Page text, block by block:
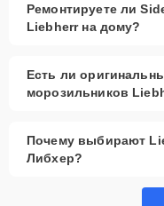
Ремонтируете ли
Liebherr на дому?
Есть ли
морозильников
Почему выбирают
Либхер?